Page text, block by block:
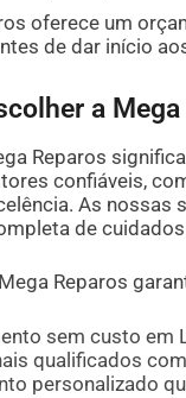
oferece um
de dar início
a
Reparos
confiáveis,
As nossas
de
Reparos
sem custo em
qualificados
personalizado